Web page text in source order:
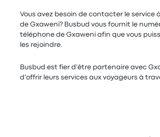
Vous avez besoin de contacter le service
de Gxaweni? Busbud vous fournit le
téléphone de Gxaweni afin que vous
les rejoindre.
Busbud est fier d'être partenaire avec
d'offrir leurs services aux voyageurs à